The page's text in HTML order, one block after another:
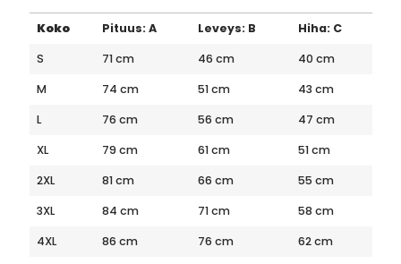
Koko Pituus: A Leveys: B
Hiha: C
S
71 cm 46 cm
40 cm
M
74 cm 51 cm
43 cm
L
76 cm 56 cm
47 cm
XL
79 cm 61 cm
51 cm
2XL
81 cm 66 cm
55 cm
3XL
84 cm 71 cm
58 cm
4XL
86 cm 76 cm
62 cm